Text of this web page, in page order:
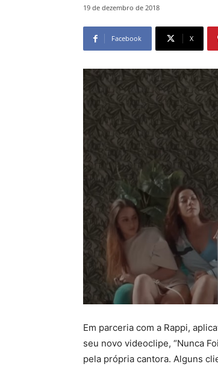
19 de dezembro de 2018
Facebook X
Em parceria com a Rappi,
seu novo videoclipe, “Nunca
pela própria cantora. Alguns